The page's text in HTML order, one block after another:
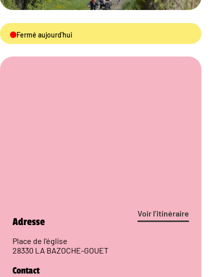
Fermé aujourd'hui
Voir l’itinéraire
Adresse
Place de l'église
28330 LA BAZOCHE-GOUET
Contact